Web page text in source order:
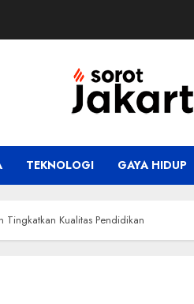
TEKNOLOGI GAYA HIDUP
Tingkatkan Kualitas Pendidikan